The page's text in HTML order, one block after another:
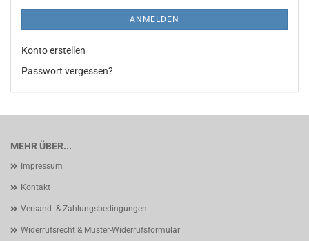
ANMELDEN
Konto erstellen
Passwort vergessen?
MEHR ÜBER...
Impressum
Kontakt
Versand- & Zahlungsbedingungen
Widerrufsrecht & Muster-Widerrufsformular